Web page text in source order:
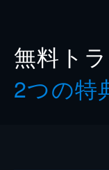
無料ト
2つの特